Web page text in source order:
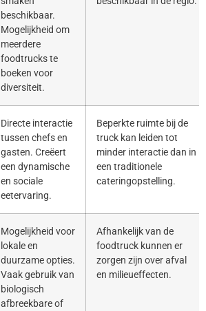
beschikbaar.
Mogelijkheid om
meerdere
foodtrucks te
boeken voor
diversiteit.
Directe interactie
tussen chefs en
gasten. Creëert
een dynamische
en sociale
eetervaring.
Beperkte ruimte bij de
truck kan leiden tot
minder interactie dan in
een traditionele
cateringopstelling.
Mogelijkheid voor
lokale en
duurzame opties.
Vaak gebruik van
biologisch
afbreekbare of
Afhankelijk van de
foodtruck kunnen er
zorgen zijn over afval
en milieueffecten.